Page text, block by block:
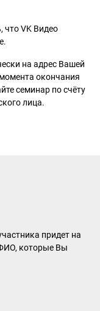
что VK Видео
на адрес Вашей
окончания
семинар по счёту
лица.
придет на
которые Вы